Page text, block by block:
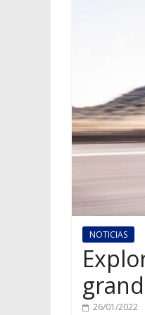
NOTICIAS
26/01/2022